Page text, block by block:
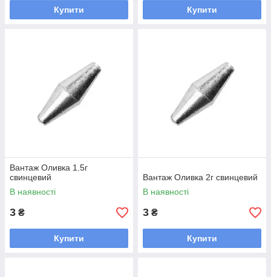
Купити Купити
Вантаж Оливка 1.5г
свинцевий
В наявності
3 ₴
Купити
Вантаж Оливка 2г свинцевий
В наявності
3 ₴
Купити